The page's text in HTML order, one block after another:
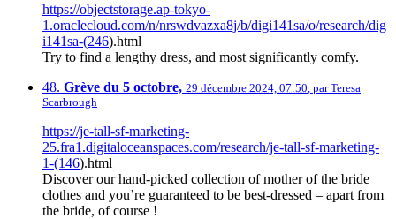
https://objectstorage.ap-tokyo-
1.oraclecloud.com/n/nrswdvazxa8j/b/digi141sa/o/research/dig
i141sa-(246).html
Try to find a lengthy dress, and most significantly comfy.
48. Grève du 5 octobre, 29 décembre 2024, 07:50 parTeresa
Scarbrough
https://je-tall-sf-marketing-
25.fra1.digitaloceanspaces.com/research/je-tall-sf-marketing-
1-(146).html
Discover our hand-picked collection of mother of the bride
clothes and you’re guaranteed to be best-dressed – apart from
the bride, of course !